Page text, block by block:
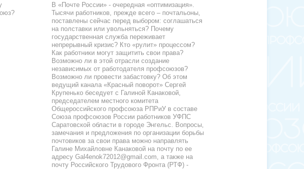
В «Почте России» - очередная «оптимизация».
Тысячи работников, прежде всего – почтальоны,
поставлены сейчас перед выбором: соглашаться
на полставки или увольняться? Почему
государственная служба переживает
непрерывный кризис? Кто «рулит» процессом?
Как работники могут защитить свои права?
Возможно ли в этой отрасли создание
независимых от работодателя профсоюзов?
Возможно ли провести забастовку? Об этом
ведущий канала «Красный поворот» Сергей
Крупенько беседует с Галиной Канаковой,
председателем местного комитета
Общероссийского профсоюза РПРиУ в составе
Союза профсоюзов России работников УФПС
Саратовской области в городе Энгельс. Вопросы,
замечания и предложения по организации борьбы
почтовиков за свои права можно направлять
Галине Михайловне Канаковой на почту по ее
адресу Gal4enok72012@gmail.com, а также на
почту Российского Трудового Фронта (РТФ) -